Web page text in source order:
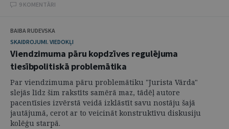
9 KOMENTĀRI
BAIBA RUDEVSKA
SKAIDROJUMI. VIEDOKĻI
Viendzimuma pāru kopdzīves regulējuma
tiesībpolitiskā problemātika
Par viendzimuma pāru problemātiku "Jurista Vārda"
slejās līdz šim rakstīts samērā maz, tādēļ autore
pacentīsies izvērstā veidā izklāstīt savu nostāju šajā
jautājumā, cerot ar to veicināt konstruktīvu diskusiju
kolēģu starpā.